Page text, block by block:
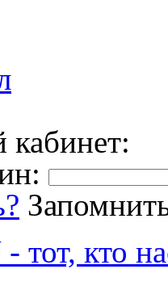
кто